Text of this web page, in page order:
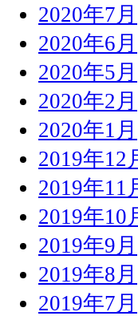
2020年7月
2020年6月
2020年5月
2020年2月
2020年1月
2019年12
2019年11
2019年10
2019年9月
2019年8月
2019年7月